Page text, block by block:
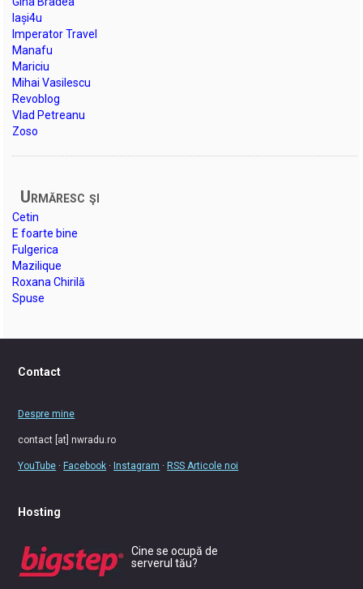
Iași4u
Imperator Travel
Manafu
Mariciu
Mihai Vasilescu
Revoblog
Vlad Petreanu
Zoso
Urmăresc şi
Cetin
E foarte bine
Fulgerica
Mazilique
Roxana Chirilă
Spuse
Contact
Despre mine
contact [at] nwradu.ro
YouTube ·Facebook ·Instagram ·RSS Articole noi
Hosting
Cine se ocupă de
serverul tău?